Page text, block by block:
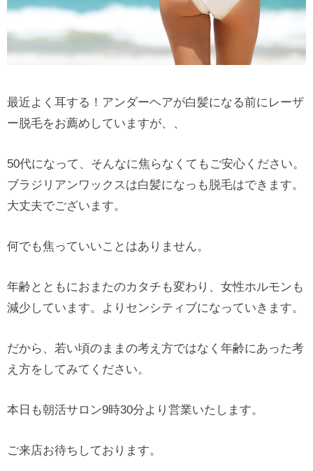
最近よく耳する！アンダーヘアが白髪になる前にレーザ
ー脱毛をお薦めしていますが、、
50代になって、そんなに焦らなくてもご安心ください。
ブラジリアンワックスは白髪になっも脱毛はできます。
大丈夫でございます。
何でも焦っていいことはありません。
年齢とともにおまたのカタチも変わり、女性ホルモンも
減少しています。よりセンシティブになっていきます。
だから、若い頃のままの考え方ではなく年齢にあった考
え方をしてみてください。
本日も朝活サロン9時30分より営業いたします。
ご来店お待ちしております。